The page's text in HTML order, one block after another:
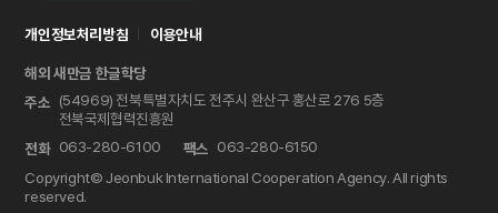
개인정보처리방침
이용안내
해외 새만금 한글학당
주소 (54969) 전북특별자치도 전주시 완산구 홍산로 276 5층
전북국제협력진흥원
전화 063-280-6100 팩스 063-280-6150
Copyright© Jeonbuk International Cooperation Agency. All rights
reserved.